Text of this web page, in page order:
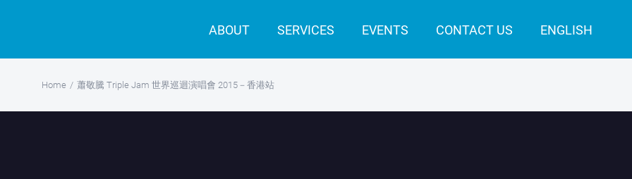
ABOUT SERVICES EVENTS CONTACT US ENGLISH
Home / 蕭敬騰 Triple Jam 世界巡迴演唱會 2015－香港站